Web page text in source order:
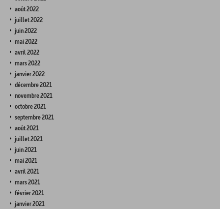
août 2022
juillet 2022
juin 2022
mai 2022
avril 2022
mars 2022
janvier 2022
décembre 2021
novembre 2021
octobre 2021
septembre 2021
août 2021
juillet 2021
juin 2021
mai 2021
avril 2021
mars 2021
février 2021
janvier 2021